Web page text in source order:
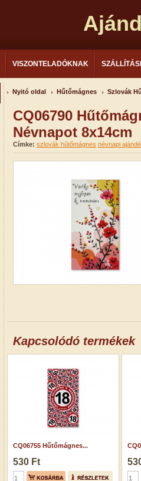
VISZONTELADÓKNAK
Nyitó oldal Hűtőmágnes Szlovák
CQ06790
Névnapot 8x14cm
Címke: szlovák hűtőmágnes névnapi
Kapcsolódó termékek
CQ06755 Hűtőmágnes...
530 Ft